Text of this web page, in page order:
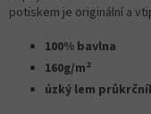
potiskem je originální a
100% bavlna
160g/m2
úzký lem